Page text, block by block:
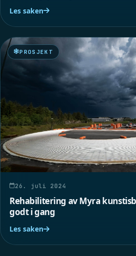
Les saken
PROSJEKT
26. juli 2024
Rehabilitering av Myra
godt i gang
Les saken